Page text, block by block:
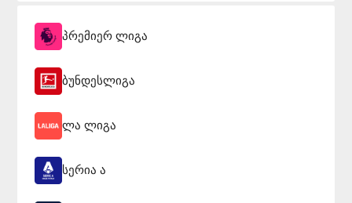
პრემიერ ლიგა
ბუნდესლიგა
ლა ლიგა
სერია ა